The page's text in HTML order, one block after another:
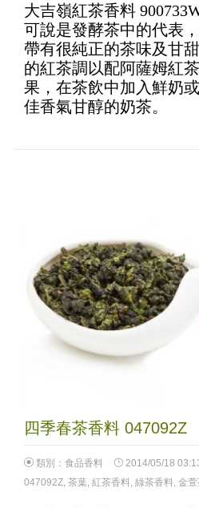
大吉嶺紅茶香料
可說是發酵茶中的代表
帶有很純正的茶味及甘
的紅茶調以配阿薩姆紅
果，在茶飲中加入鮮奶
佳香氣甘醇的奶茶。
四季春茶香料 047092Z
類別： 食品香料 2014/05/18
047092Z, 茶葉, 紅茶香料, 綠茶香料, 金萱